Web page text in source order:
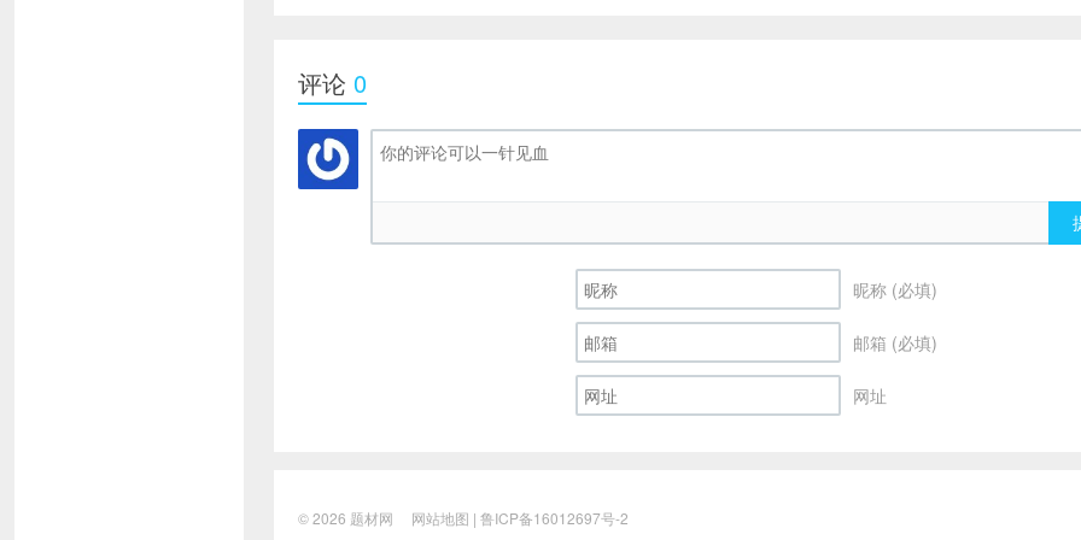
评论 0
昵称 (必填)
邮箱 (必填)
网址
© 2026 题材网 网站地图 | 鲁ICP备16012697号-2